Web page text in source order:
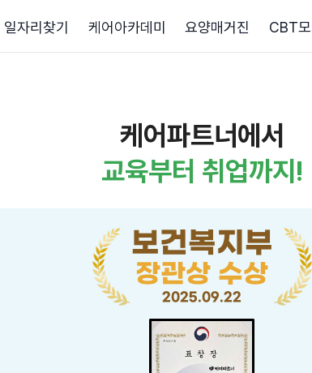
일자리찾기 케어아카데미 요양매거진 CBT
케어파트너에서
교육부터 취업까지!
보건복지부
장관상 수상
2025.09.22